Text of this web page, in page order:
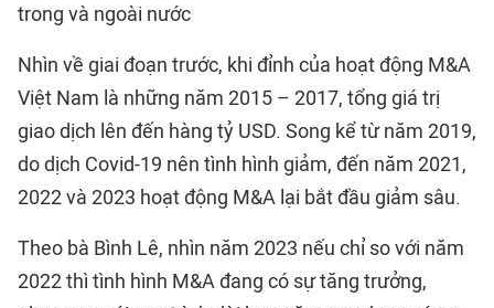
trong và ngoài nước
Nhìn về giai đoạn trước, khi đỉnh của hoạt động M&A
Việt Nam là những năm 2015 – 2017, tổng giá trị
giao dịch lên đến hàng tỷ USD. Song kể từ năm 2019,
do dịch Covid-19 nên tình hình giảm, đến năm 2021,
2022 và 2023 hoạt động M&A lại bắt đầu giảm sâu.
Theo bà Bình Lê, nhìn năm 2023 nếu chỉ so với năm
2022 thì tình hình M&A đang có sự tăng trưởng,